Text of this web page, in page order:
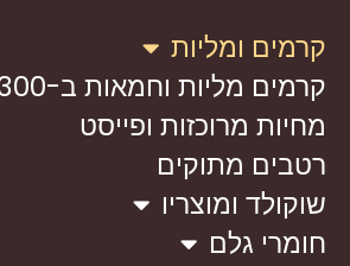
קרמים ומליות
קרמים מליות וחמאות ב-300 גרם
מחיות מרוכזות ופייסט
רטבים מתוקים
שוקולד ומוצריו
חומרי גלם